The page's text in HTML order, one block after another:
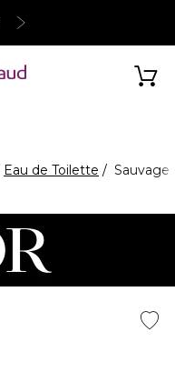
Eau de Toilette Sauvage